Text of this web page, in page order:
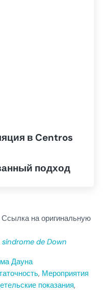
в Centros
подход
на оригинальную
de Down
Дауна
, Мероприятия
показания,